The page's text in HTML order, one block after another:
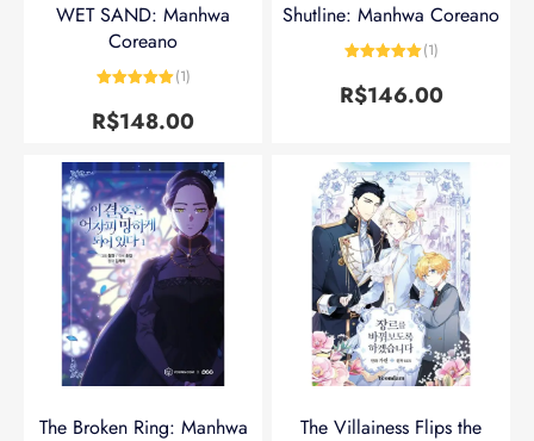
WET SAND: Manhwa
Coreano
de 5
(1)
R$148.00
Shutline: Manhwa Coreano
de 5
(1)
R$146.00
The Broken Ring: Manhwa
The Villainess Flips the